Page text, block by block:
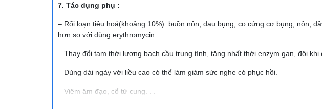
7. Tác dụng phụ :
– Rối loạn tiêu hoá(khoảng 10%): buồn nôn, đau bụng, co cứng cơ bụng, nôn,
hơn so với dùng erythromycin.
– Thay đổi tạm thời lượng bạch cầu trung tính, tăng nhất thời enzym gan, đôi
– Dùng dài ngày với liều cao có thể làm giảm sức nghe có phục hồi.
– Viêm âm đạo, cổ tử cung. . .